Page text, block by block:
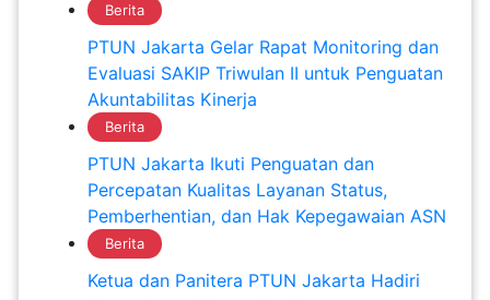
Berita
PTUN Jakarta Gelar Rapat Monitoring dan
Evaluasi SAKIP Triwulan II untuk Penguatan
Akuntabilitas Kinerja
Berita
PTUN Jakarta Ikuti Penguatan dan
Percepatan Kualitas Layanan Status,
Pemberhentian, dan Hak Kepegawaian ASN
Berita
Ketua dan Panitera PTUN Jakarta Hadiri